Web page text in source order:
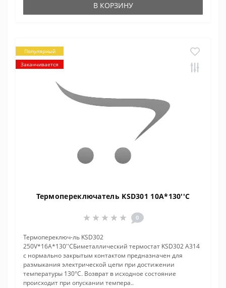
В КОРЗИНУ
Популярный
Заканчивается
Термопереключатель KSD301 10A*130''C
0
Термопереключ-ль KSD302
250V*16A*130''CБиметаллический термостат KSD302 A314
с нормально закрытым контактом предназначен для
размыкания электрической цепи при достижении
температуры 130°С. Возврат в исходное состояние
происходит при опускании темпера..